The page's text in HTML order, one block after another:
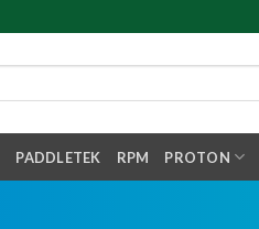
PADDLETEK RPM PROTON